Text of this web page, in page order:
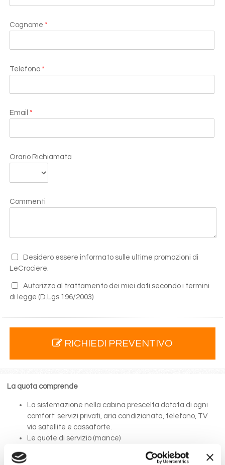
Cognome *
Telefono *
Email *
Orario Richiamata
Commenti
Desidero essere informato sulle ultime promozioni di
LeCrociere.
Autorizzo al trattamento dei miei dati secondo i termini
di legge (D.Lgs 196/2003)
RICHIEDI PREVENTIVO
La quota comprende
La sistemazione nella cabina prescelta dotata di ogni
comfort: servizi privati, aria condizionata, telefono, TV
via satellite e cassaforte.
Le quote di servizio (mance)
Il trattamento di pensione completa a bordo (colazione,
pranzo, cena a buffet o nei ristoranti principali ).